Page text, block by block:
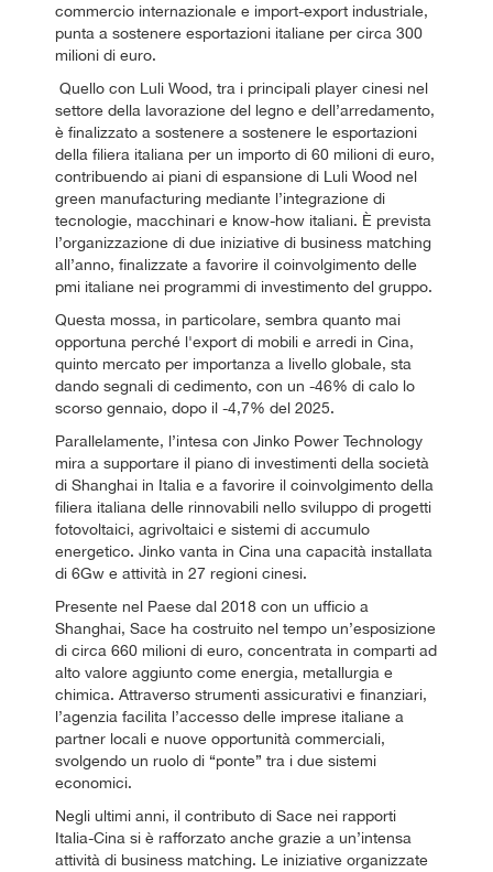
commercio internazionale e import-export industriale,
punta a sostenere esportazioni italiane per circa 300
milioni di euro.
Quello con Luli Wood, tra i principali player cinesi nel
settore della lavorazione del legno e dell’arredamento,
è finalizzato a sostenere a sostenere le esportazioni
della filiera italiana per un importo di 60 milioni di euro,
contribuendo ai piani di espansione di Luli Wood nel
green manufacturing mediante l’integrazione di
tecnologie, macchinari e know-how italiani. È prevista
l’organizzazione di due iniziative di business matching
all’anno, finalizzate a favorire il coinvolgimento delle
pmi italiane nei programmi di investimento del gruppo.
Questa mossa, in particolare, sembra quanto mai
opportuna perché l'export di mobili e arredi in Cina,
quinto mercato per importanza a livello globale, sta
dando segnali di cedimento, con un -46% di calo lo
scorso gennaio, dopo il -4,7% del 2025.
Parallelamente, l’intesa con Jinko Power Technology
mira a supportare il piano di investimenti della società
di Shanghai in Italia e a favorire il coinvolgimento della
filiera italiana delle rinnovabili nello sviluppo di progetti
fotovoltaici, agrivoltaici e sistemi di accumulo
energetico. Jinko vanta in Cina una capacità installata
di 6Gw e attività in 27 regioni cinesi.
Presente nel Paese dal 2018 con un ufficio a
Shanghai, Sace ha costruito nel tempo un’esposizione
di circa 660 milioni di euro, concentrata in comparti ad
alto valore aggiunto come energia, metallurgia e
chimica. Attraverso strumenti assicurativi e finanziari,
l’agenzia facilita l’accesso delle imprese italiane a
partner locali e nuove opportunità commerciali,
svolgendo un ruolo di “ponte” tra i due sistemi
economici.
Negli ultimi anni, il contributo di Sace nei rapporti
Italia-Cina si è rafforzato anche grazie a un’intensa
attività di business matching. Le iniziative organizzate